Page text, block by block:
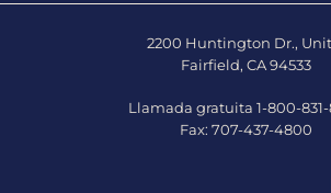
2200 Huntington Dr.,
Fairfield, CA 94533
Llamada gratuita 1-800-
Fax: 707-437-4800